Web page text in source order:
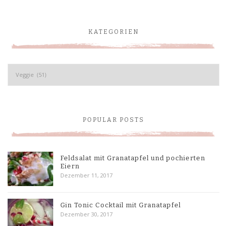
KATEGORIEN
Kategorien
POPULAR POSTS
Feldsalat mit Granatapfel und pochierten
Eiern
Dezember 11, 2017
Gin Tonic Cocktail mit Granatapfel
Dezember 30, 2017